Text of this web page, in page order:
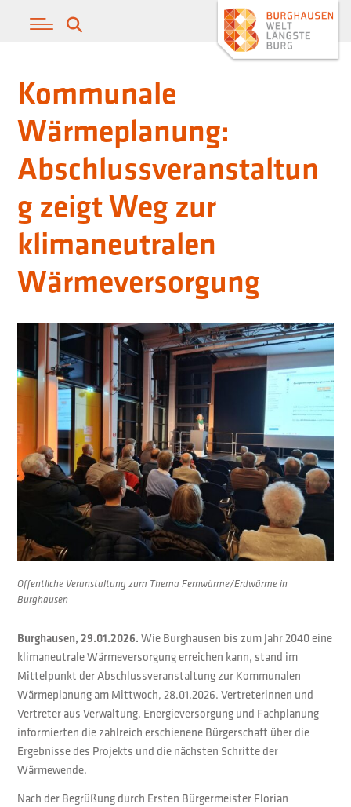
Kommunale
Wärmeplanung:
Abschlussveranstaltun
g zeigt Weg zur
klimaneutralen
Wärmeversorgung
Öffentliche Veranstaltung zum Thema Fernwärme/Erdwärme in
Burghausen
Burghausen, 29.01.2026. Wie Burghausen bis zum Jahr 2040 eine
klimaneutrale Wärmeversorgung erreichen kann, stand im
Mittelpunkt der Abschlussveranstaltung zur Kommunalen
Wärmeplanung am Mittwoch, 28.01.2026. Vertreterinnen und
Vertreter aus Verwaltung, Energieversorgung und Fachplanung
informierten die zahlreich erschienene Bürgerschaft über die
Ergebnisse des Projekts und die nächsten Schritte der
Wärmewende.
Nach der Begrüßung durch Ersten Bürgermeister Florian